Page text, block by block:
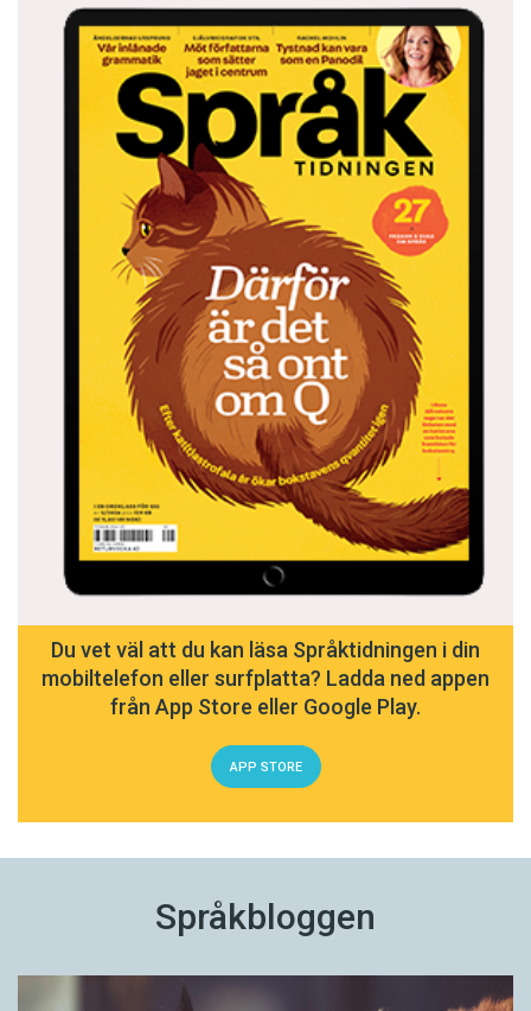
Du vet väl att du kan läsa Språktidningen i din
mobiltelefon eller surfplatta? Ladda ned appen
från App Store eller Google Play.
APP STORE
Språkbloggen